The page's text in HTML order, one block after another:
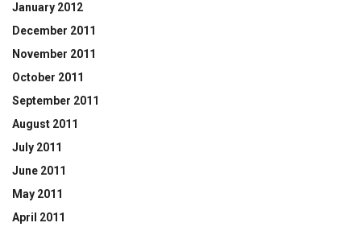
January 2012
December 2011
November 2011
October 2011
September 2011
August 2011
July 2011
June 2011
May 2011
April 2011